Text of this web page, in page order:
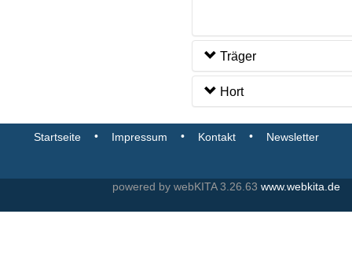
Träger
Hort
Startseite • Impressum • Kontakt • Newsletter
powered by webKITA 3.26.63 www.webkita.de